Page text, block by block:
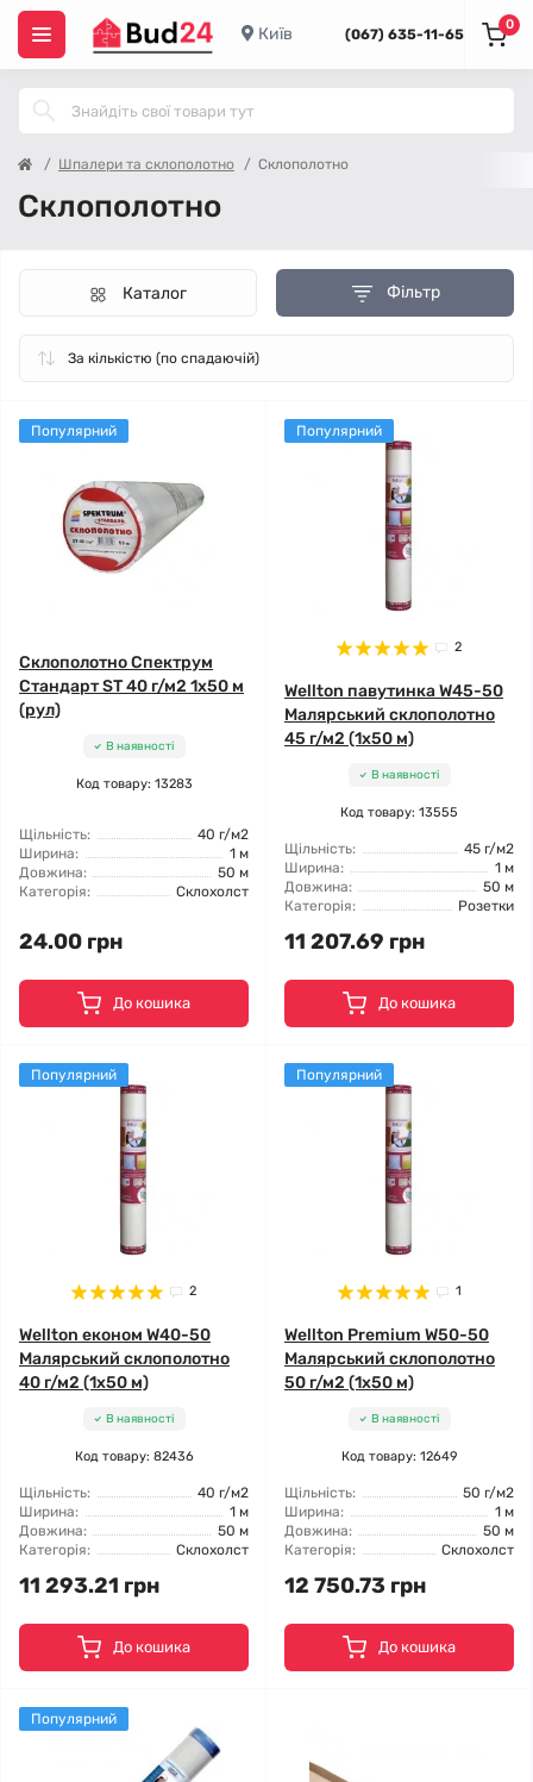
Київ (067) 635-11-65
0
Шпалери та склополотно Склополотно
Склополотно
Фільтр
Каталог
Популярний
Склополотно Спектрум
Стандарт ЅТ 40 г/м2 1x50 м
(рул)
В наявності
Код товару: 13283
Щільність:
40 г/м2
Ширина:
1 м
Довжина:
50 м
Категорія:
Склохолст
24.00 грн
До кошика
Популярний
2
Wellton павутинка W45-50
Малярський склополотно
45 г/м2 (1x50 м)
В наявності
Код товару: 13555
Щільність:
45 г/м2
Ширина:
1 м
Довжина:
50 м
Категорія:
Розетки
11 207.69 грн
До кошика
Популярний
2
Wellton економ W40-50
Малярський склополотно
40 г/м2 (1x50 м)
В наявності
Код товару: 82436
Щільність:
40 г/м2
Ширина:
1 м
Довжина:
50 м
Категорія:
Склохолст
11 293.21 грн
До кошика
Популярний
1
Wellton Premium W50-50
Малярський склополотно
50 г/м2 (1x50 м)
В наявності
Код товару: 12649
Щільність:
50 г/м2
Ширина:
1 м
Довжина:
50 м
Категорія:
Склохолст
12 750.73 грн
До кошика
Популярний